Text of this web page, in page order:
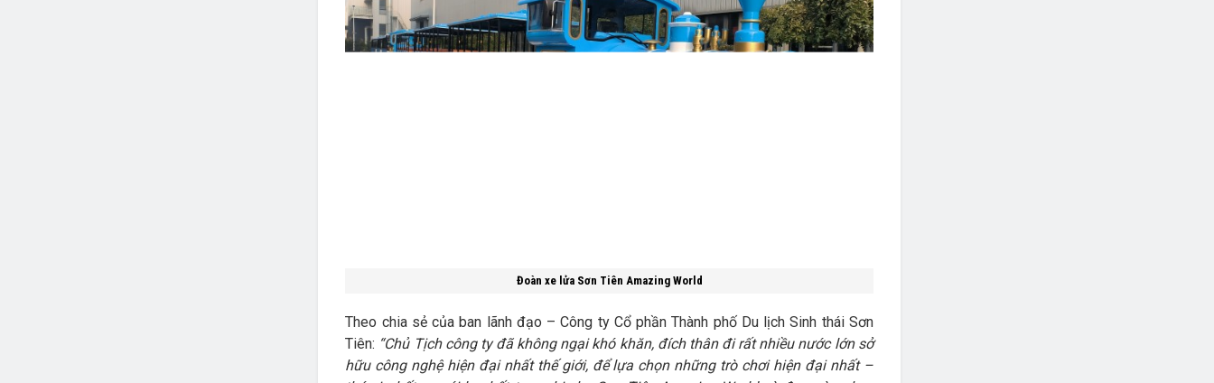
Đoàn xe lửa Sơn Tiên Amazing World
Theo chia sẻ của ban lãnh đạo – Công ty Cổ phần Thành phố Du lịch Sinh thái Sơn
Tiên: “Chủ Tịch công ty đã không ngại khó khăn, đích thân đi rất nhiều nước lớn sở
hữu công nghệ hiện đại nhất thế giới, để lựa chọn những trò chơi hiện đại nhất –